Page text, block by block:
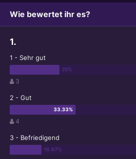
Wie bewertet ihr es?
1.
1 - Sehr gut
3
2 - Gut
4
3 - Befriedigend